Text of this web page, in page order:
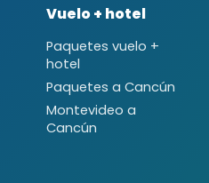
Vuelo + hotel
Paquetes vuelo +
hotel
Paquetes a Cancún
Montevideo a
Cancún